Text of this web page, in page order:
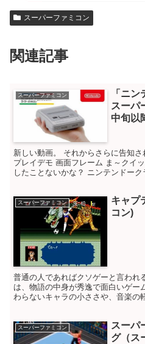
スーパーファミコン
関連記事
スーパーファミコン
「ニ
スーパ
中旬以
新しい動画。 それからさらに告知
プレイデモ 画面フレーム ま～クイ
したことないかな？ ニンテンドー
スーパーファミコン
キャプ
コン)
普通の人であればクソゲーと言われ
は、物語の中身が秀逸で面白いゲー
わらないキャラの小ささや、音楽の
スーパーファミコン
スーパ
グ（ス